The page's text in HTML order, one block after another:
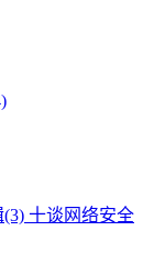
十谈网络安全